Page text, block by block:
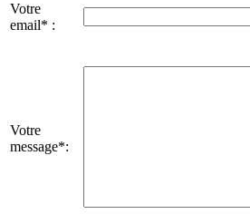
Votre
email* :
Votre
message*: